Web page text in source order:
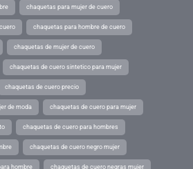
chaquetas para mujer de cuero
chaquetas para hombre de cuero
chaquetas de mujer de cuero
chaquetas de cuero sintetico para mujer
chaquetas de cuero precio
de moda chaquetas de cuero para mujer
chaquetas de cuero para hombres
chaquetas de cuero negro mujer
hombre chaquetas de cuero negras mujer